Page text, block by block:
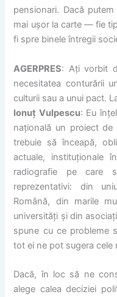
pensionari. Dacă
mai ușor la carte — fie
fi spre binele întregii
AGERPRES: Ați vorbit
necesitatea conturării
culturii sau a unui pact.
Ionuț Vulpescu: Eu
națională un proiect
trebuie să înceapă,
actuale, instituționale
radiografie pe care
reprezentativi: din
Română, din marile
universități și din
spune cu ce probleme
tot ei ne pot sugera cele
Dacă, în loc să ne
alege calea deciziei